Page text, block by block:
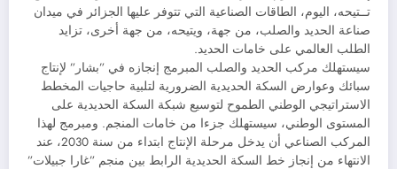
تــتيحه، اليوم، الطاقات الصناعية التي تتوفر عليها الجزائر في ميدان
صناعة الحديد والصلب، من جهة، ويتيحه، من جهة أخرى، تزايد
الطلب العالمي على خامات الحديد.
سيستهلك مركب الحديد والصلب المبرمج إنجازه في ”بشار” لإنتاج
سبائك وعوارض السكة الحديدية الضرورية لتلبية حاجيات المخطط
الاستراتيجي الوطني الطموح لتوسيع شبكة السكة الحديدية على
المستوى الوطني، سيستهلك جزءا من خامات المنجم. ومبرمج لهذا
المركب الصناعي أن يدخل مرحلة الإنتاج ابتداء من سنة 2030، عند
الانتهاء من إنجاز خط السكة الحديدية الرابط بين منجم ”غارا جبيلات”